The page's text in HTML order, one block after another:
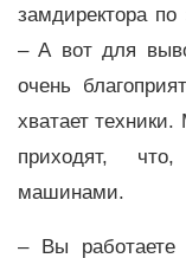
замдиректора
– А вот для
очень
хватает
приходят,
машинами.
– Вы работаете